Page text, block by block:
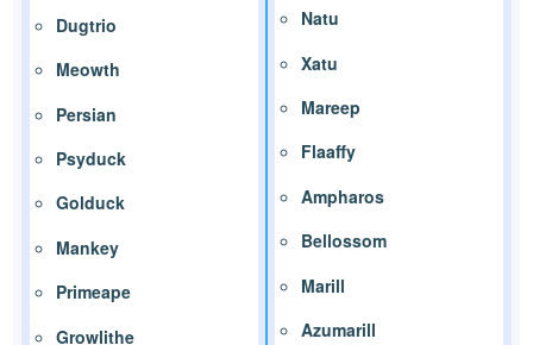
Dugtrio
Meowth
Persian
Psyduck
Golduck
Mankey
Primeape
Growlithe
Natu
Xatu
Mareep
Flaaffy
Ampharos
Bellossom
Marill
Azumarill